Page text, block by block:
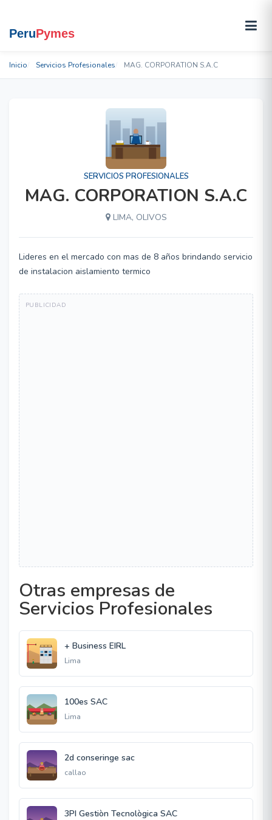
Inicio Servicios Profesionales MAG. CORPORATION S.A.C
SERVICIOS PROFESIONALES
MAG. CORPORATION S.A.C
LIMA, OLIVOS
Lideres en el mercado con mas de 8 años brindando servicio
de instalacion aislamiento termico
Otras empresas de
Servicios Profesionales
+ Business EIRL
Lima
100es SAC
Lima
2d conseringe sac
callao
3PI Gestiòn Tecnològica SAC